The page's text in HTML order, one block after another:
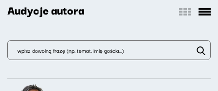
Audycje autora